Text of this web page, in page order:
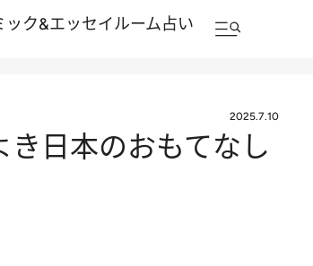
ック&エッセイルーム占い
2025.7.10
日本のおもてなし